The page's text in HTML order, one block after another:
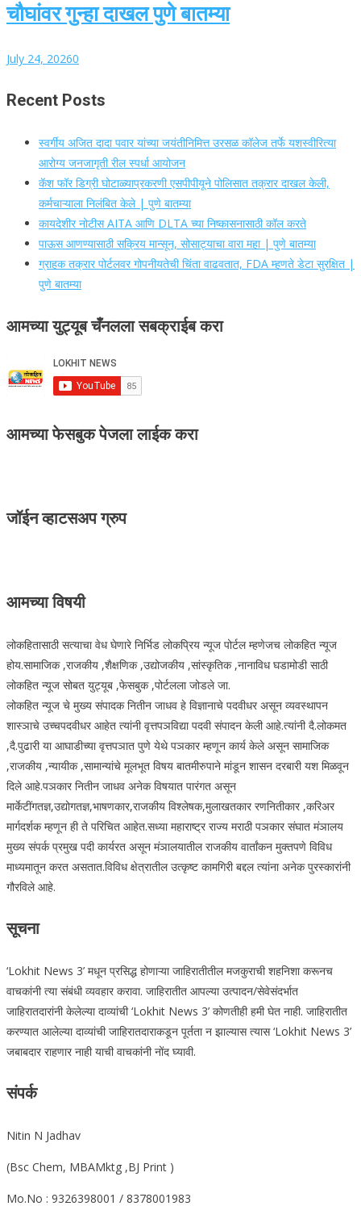
चौघांवर गुन्हा दाखल पुणे बातम्या
July 24, 20260
Recent Posts
स्वर्गीय अजित दादा पवार यांच्या जयंतीनिमित्त उरसळ कॉलेज तर्फे यशस्वीरित्या
आरोग्य जनजागृती रील स्पर्धा आयोजन
कॅश फॉर डिग्री घोटाळ्याप्रकरणी एसपीपीयूने पोलिसात तक्रार दाखल केली,
कर्मचाऱ्याला निलंबित केले | पुणे बातम्या
कायदेशीर नोटीस AITA आणि DLTA च्या निष्कासनासाठी कॉल करते
पाऊस आणण्यासाठी सक्रिय मान्सून, सोसाट्याचा वारा महा | पुणे बातम्या
ग्राहक तक्रार पोर्टलवर गोपनीयतेची चिंता वाढवतात, FDA म्हणते डेटा सुरक्षित |
पुणे बातम्या
आमच्या युट्यूब चँनलला सबक्राईब करा
आमच्या फेसबुक पेजला लाईक करा
जॉईन व्हाटसअप ग्रुप
आमच्या विषयी
लोकहितासाठी सत्याचा वेध घेणारे निर्भिड लोकप्रिय न्यूज पोर्टल म्हणेजच लोकहित न्यूज
होय.सामाजिक ,राजकीय ,शैक्षणिक ,उद्योजकीय ,सांस्कृतिक ,नानाविध घडामोडी साठी
लोकहित न्यूज सोबत युट्यूब ,फेसबुक ,पोर्टलला जोडले जा.
लोकहित न्यूज चे मुख्य संपादक नितीन जाधव हे विज्ञानाचे पदवीधर असून व्यवस्थापन
शास्ञाचे उच्चपदवीधर आहेत त्यांनी वृत्तपञविद्या पदवी संपादन केली आहे.त्यांनी दै.लोकमत
,दै.पुढारी या आघाडीच्या वृत्तपञात पुणे येथे पञकार म्हणून कार्य केले असून सामाजिक
,राजकीय ,न्यायीक ,सामान्यांचे मूलभूत विषय बातमीरुपाने मांडून शासन दरबारी यश मिळवून
दिले आहे.पञकार नितीन जाधव अनेक विषयात पारंगत असून
मार्केटींगतज्ञ,उद्योगतज्ञ,भाषणकार,राजकीय विश्लेषक,मुलाखतकार रणनितीकार ,करिअर
मार्गदर्शक म्हणून ही ते परिचित आहेत.सध्या महाराष्ट्र राज्य मराठी पञकार संघात मंञालय
मुख्य संपर्क प्रमुख पदी कार्यरत असून मंञालयातील राजकीय वार्तांकन मुक्तपणे विविध
माध्यमातून करत असतात.विविध क्षेत्रातील उत्कृष्ट कामगिरी बद्दल त्यांना अनेक पुरस्कारांनी
गौरविले आहे.
सूचना
‘Lokhit News 3’ मधून प्रसिद्ध होणाऱ्या जाहिरातीतील मजकुराची शहनिशा करूनच
वाचकांनी त्या संबंधी व्यवहार करावा. जाहिरातीत आपल्या उत्पादन/सेवेसंदर्भात
जाहिरातदारांनी केलेल्या दाव्यांची ‘Lokhit News 3’ कोणतीही हमी घेत नाही. जाहिरातीत
करण्यात आलेल्या दाव्यांची जाहिरातदाराकडून पूर्तता न झाल्यास त्यास ‘Lokhit News 3’
जबाबदार राहणार नाही याची वाचकांनी नोंद घ्यावी.
संपर्क
Nitin N Jadhav
(Bsc Chem, MBAMktg ,BJ Print )
Mo.No : 9326398001 / 8378001983